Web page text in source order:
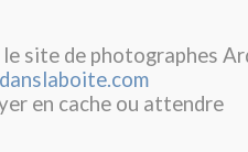
site de photographes
en cache ou attendre